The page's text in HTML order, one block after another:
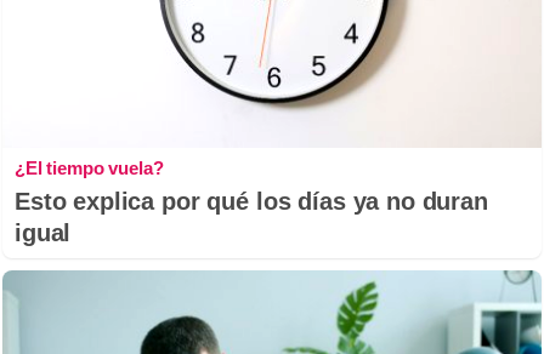
¿El tiempo vuela?
Esto explica por qué los días ya no duran
igual